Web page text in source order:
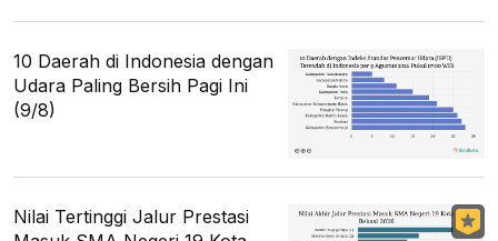
10 Daerah di Indonesia dengan
Udara Paling Bersih Pagi Ini
(9/8)
Nilai Tertinggi Jalur Prestasi